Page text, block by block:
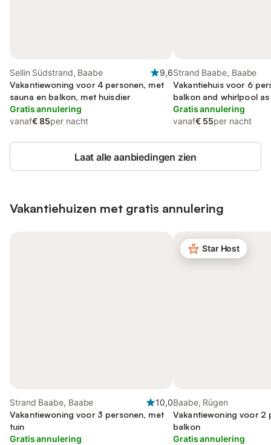
Sellin Südstrand, Baabe
9,6
Vakantiewoning voor 4 personen, met
sauna en balkon, met huisdier
Gratis annulering
vanaf€ 85per nacht
Strand Baabe, Baabe
Vakantiehuis voor 6
balkon and whirlpool
Gratis annulering
vanaf€ 55per nacht
Laat alle aanbiedingen zien
Vakantiehuizen met gratis annulering
Strand Baabe, Baabe
10,0
Vakantiewoning voor 3 personen, met
tuin
Gratis annulering
Star Host
Baabe, Rügen
Vakantiewoning voor 2
balkon
Gratis annulering